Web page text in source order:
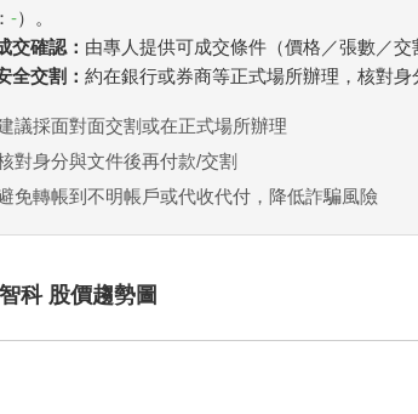
-）。
交確認： 由專人提供可成交條件（價格／張數／
全交割：約在銀行或券商等正式場所辦理，核對
議採面對面交割或在正式場所辦理
對身分與文件後再付款/交割
免轉帳到不明帳戶或代收代付，降低詐騙風險
科 股價趨勢圖